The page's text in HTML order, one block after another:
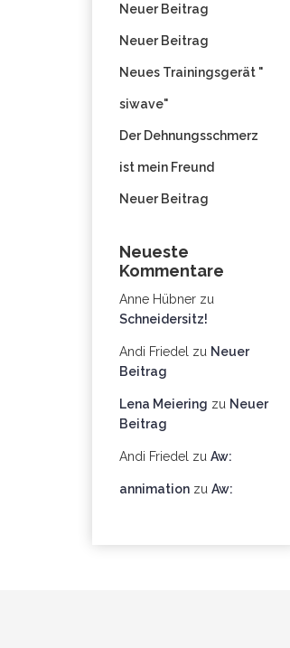
Neuer Beitrag
Neuer Beitrag
Neues Trainingsgerät "
siwave"
Der Dehnungsschmerz
ist mein Freund
Neuer Beitrag
Neueste
Kommentare
Anne Hübner zu
Schneidersitz!
Andi Friedel zu Neuer
Beitrag
Lena Meiering zu Neuer
Beitrag
Andi Friedel zu Aw:
annimation zu Aw: